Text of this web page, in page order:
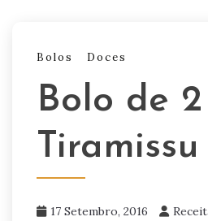
Bolos Doces
Bolo de
Tiramissu
17 Setembro, 2016